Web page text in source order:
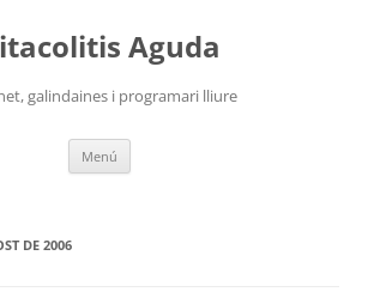
Aguda
galindaines i programari lliure
Menú
DE 2006